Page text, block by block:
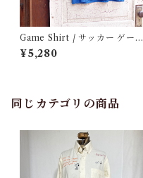
Game Shirt / サッカー ゲーム
シャツ / ユニフォームシャツ
¥5,280
同じカテゴリの商品